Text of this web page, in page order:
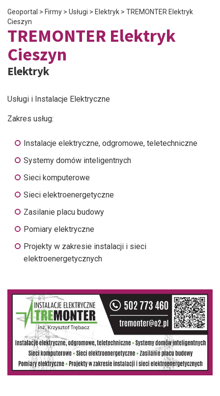
Geoportal > Firmy > Usługi > Elektryk > TREMONTER Elektryk
Cieszyn
TREMONTER Elektryk
Cieszyn
Elektryk
Usługi i Instalacje Elektryczne
Zakres usług:
Instalacje elektryczne, odgromowe, teletechniczne
Systemy domów inteligentnych
Sieci komputerowe
Sieci elektroenergetyczne
Zasilanie placu budowy
Pomiary elektryczne
Projekty w zakresie instalacji i sieci
elektroenergetycznych